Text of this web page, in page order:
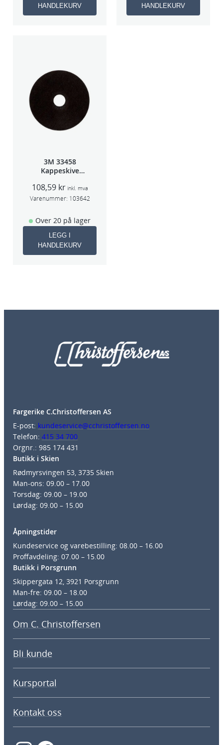
HANDLEKURV
HANDLEKURV
3M 33458
Kappeskive
5stk/pk pris/stk
108,59 kr inkl. mva
Varenummer: 103642
Over 20 på lager
LEGG I
HANDLEKURV
Fargerike C.Christoffersen AS
E-post: kundeservice@cchristoffersen.no
Telefon: 415 34 700
Orgnr.: 985 174 431
Butikk i Skien
Rødmyrsvingen 53, 3735 Skien
Man-ons: 09.00 – 17.00
Torsdag: 09.00 – 19.00
Lørdag: 09.00 – 15.00
Åpningstider
Kundeservice og varebestilling: 08.00 – 16.00
Proffavdeling: 07.00 – 15.00
Butikk i Porsgrunn
Skippergata 12, 3921 Porsgrunn
Man-fre: 09.00 – 18.00
Lørdag: 09.00 – 15.00
Om C. Christoffersen
Bli kunde
Kursportal
Kontakt oss